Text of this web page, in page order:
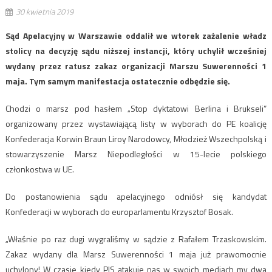
30 kwietnia 2019
Sąd Apelacyjny w Warszawie oddalił we wtorek zażalenie władz
stolicy na decyzję sądu niższej instancji, który uchylił wcześniej
wydany przez ratusz zakaz organizacji Marszu Suwerenności 1
maja. Tym samym manifestacja ostatecznie odbędzie się.
Chodzi o marsz pod hasłem „Stop dyktatowi Berlina i Brukseli”
organizowany przez wystawiającą listy w wyborach do PE koalicję
Konfederacja Korwin Braun Liroy Narodowcy, Młodzież Wszechpolską i
stowarzyszenie Marsz Niepodległości w 15-lecie polskiego
członkostwa w UE.
Do postanowienia sądu apelacyjnego odniósł się kandydat
Konfederacji w wyborach do europarlamentu Krzysztof Bosak.
„Właśnie po raz dugi wygraliśmy w sądzie z Rafałem Trzaskowskim.
Zakaz wydany dla Marsz Suwerenności 1 maja już prawomocnie
uchylony! W czasie kiedy PIS atakuje nas w swoich mediach my dwa